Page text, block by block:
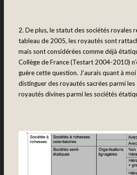
2. De plus, le statut des sociétés royales
tableau de 2005, les royautés sont
mais sont considérées comme déjà
Collège de France (Testart 2004-2010)
guère cette question. J’aurais quant à
distinguer des royautés sacrées parmi
royautés divines parmi les sociétés